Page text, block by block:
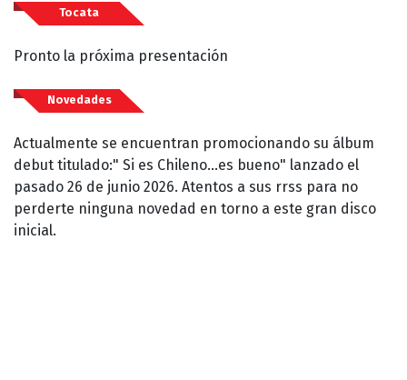
Tocata
Pronto la próxima presentación
Novedades
Actualmente se encuentran promocionando su álbum
debut titulado:" Si es Chileno...es bueno" lanzado el
pasado 26 de junio 2026. Atentos a sus rrss para no
perderte ninguna novedad en torno a este gran disco
inicial.